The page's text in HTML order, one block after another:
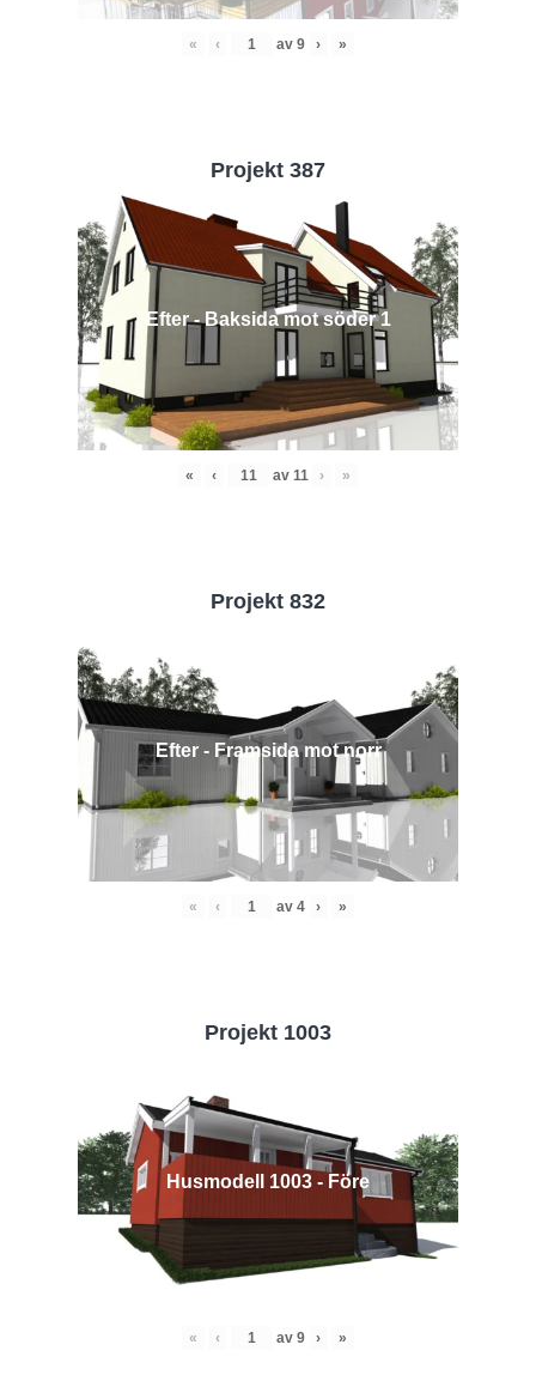
« ‹ av 9 › »
Projekt 387
Efter - Baksida mot söder 1
« ‹ av 11 › »
Projekt 832
Efter - Framsida mot norr
« ‹ av 4 › »
Projekt 1003
Husmodell 1003 - Före
« ‹ av 9 › »